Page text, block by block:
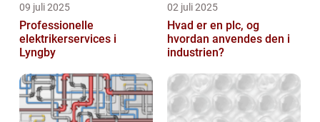
09 juli 2025
Professionelle
elektrikerservices i
Lyngby
02 juli 2025
Hvad er en plc, og
hvordan anvendes den i
industrien?